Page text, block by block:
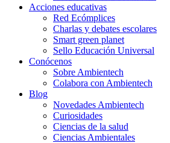
Acciones educativas
Red Ecómplices
Charlas y debates escolares
Smart green planet
Sello Educación Universal
Conócenos
Sobre Ambientech
Colabora con Ambientech
Blog
Novedades Ambientech
Curiosidades
Ciencias de la salud
Ciencias Ambientales